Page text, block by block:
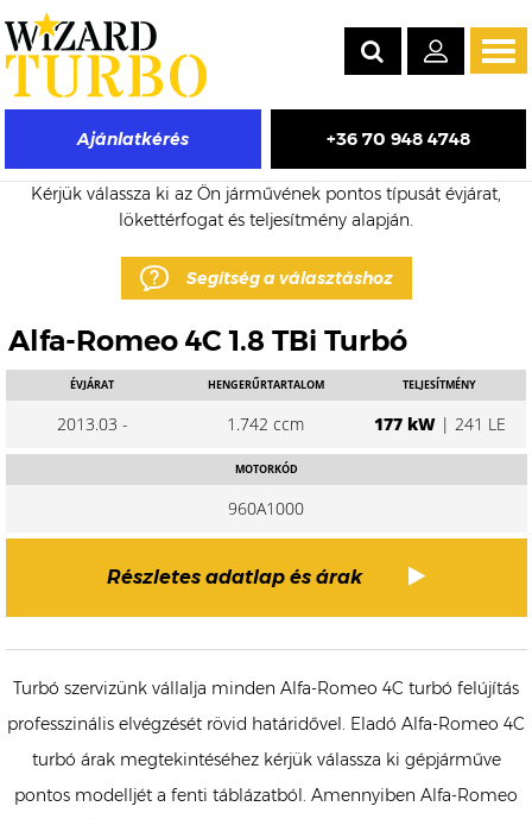
Ajánlatkérés +36 70 948 4748
Alfa-Romeo 4C eladó turbó árak
Kérjük válassza ki az Ön járművének pontos típusát évjárat,
lökettérfogat és teljesítmény alapján.
Segítség a választáshoz
Alfa-Romeo 4C 1.8 TBi Turbó
ÉVJÁRAT
2013.03 -
HENGERŰRTARTALOM
1.742 ccm
TELJESÍTMÉNY
177 kW| 241 LE
MOTORKÓD
960A1000
Részletes adatlap és árak
Turbó szervizünk vállalja minden Alfa-Romeo 4C turbó felújítás
professzinális elvégzését rövid határidővel. Eladó Alfa-Romeo 4C
turbó árak megtekintéséhez kérjük válassza ki gépjárműve
pontos modelljét a fenti táblázatból. Amennyiben Alfa-Romeo